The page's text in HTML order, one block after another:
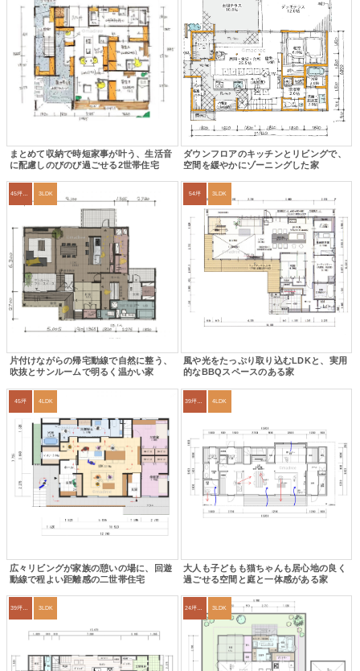
まとめて収納で時短家事が叶う、生活音
に配慮しのびのび過ごせる2世帯住宅
ダウンフロアのキッチンとリビングで、
空間を緩やかにゾーニングした家
3LDK
片付けながらの帰宅動線で自然に整う、
吹抜とサンルームで明るく温かい家
54坪 3LDK
風や光をたっぷり取り込むLDKと、実用
的なBBQスペースのある家
45坪 4LDK
広々リビングが家族の憩いの場に、回遊
動線で程よい距離感の二世帯住宅
39坪～42坪 4LDK
大人も子どもも猫ちゃんも居心地の良く
過ごせる空間と庭と一体感がある家
3LDK 24坪～27坪 3LDK